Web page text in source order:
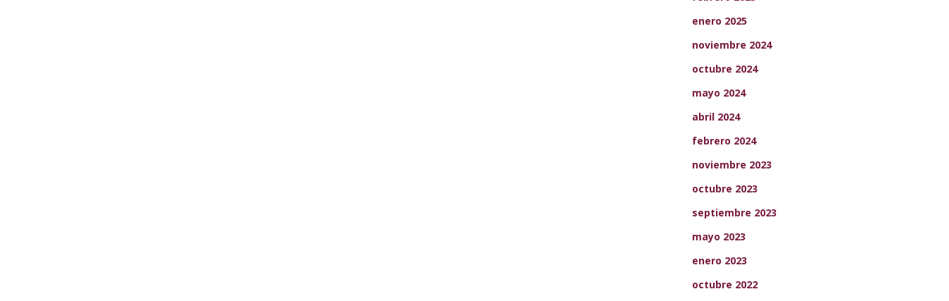
enero 2025
noviembre 2024
octubre 2024
mayo 2024
abril 2024
febrero 2024
noviembre 2023
octubre 2023
septiembre 2023
mayo 2023
enero 2023
octubre 2022